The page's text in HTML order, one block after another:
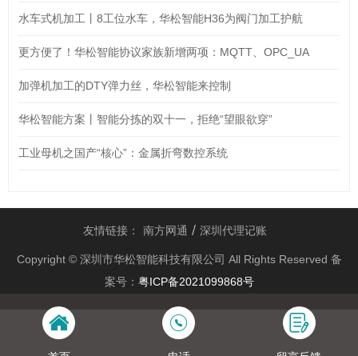
水车式机加工丨8工位水车，华松智能H36为阀门加工护航
更方便了！华松智能协议家族新增两项：MQTT、OPC_UA
加弹机加工的DTY弹力丝，华松智能来控制
华松智能方案丨智能分拣的双十一，拒绝“望眼欲穿”
工业母机之国产“核心”：金属折弯数控系统
友情链接： 南方网通 深圳代理记账
Copyright © 深圳市华松智能科技有限公司 All Rights Reserved 备
案号： 粤ICP备2021099868号